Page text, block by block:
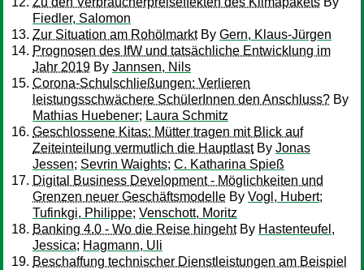
Fiedler, Salomon
Zur Situation am RohölmarktBy Gern, Klaus-Jürgen
Prognosen des IfW und tatsächliche Entwicklung im
Jahr 2019 By Jannsen, Nils
Corona-Schulschließungen: Verlieren
leistungsschwächere SchülerInnen den Anschluss? By
Mathias Huebener; Laura Schmitz
Geschlossene Kitas: Mütter tragen mit Blick auf
Zeiteinteilung vermutlich die HauptlastBy Jonas
Jessen; Sevrin Waights; C. Katharina Spieß
Digital Business Development - Möglichkeiten und
Grenzen neuer Geschäftsmodelle By Vogl, Hubert;
Tufinkgi, Philippe; Venschott, Moritz
Banking 4.0 - Wo die Reise hingehtBy Hastenteufel,
Jessica; Hagmann, Uli
Beschaffung technischer Dienstleistungen am Beispiel